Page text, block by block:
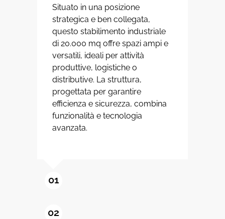
Situato in una posizione
strategica e ben collegata,
questo stabilimento industriale
di 20.000 mq offre spazi ampi e
versatili, ideali per attività
produttive, logistiche o
distributive. La struttura,
progettata per garantire
efficienza e sicurezza, combina
funzionalità e tecnologia
avanzata.
01
02